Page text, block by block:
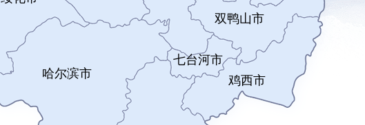
哈尔滨市
双鸭山市
七台河市
鸡西市